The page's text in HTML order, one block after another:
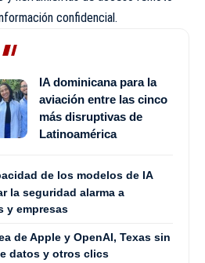
confidencial.
IA dominicana para la
aviación entre las cinco
más disruptivas de
Latinoamérica
de los modelos de IA
la seguridad alarma a
y empresas
de Apple y OpenAI, Texas sin
datos y otros clics